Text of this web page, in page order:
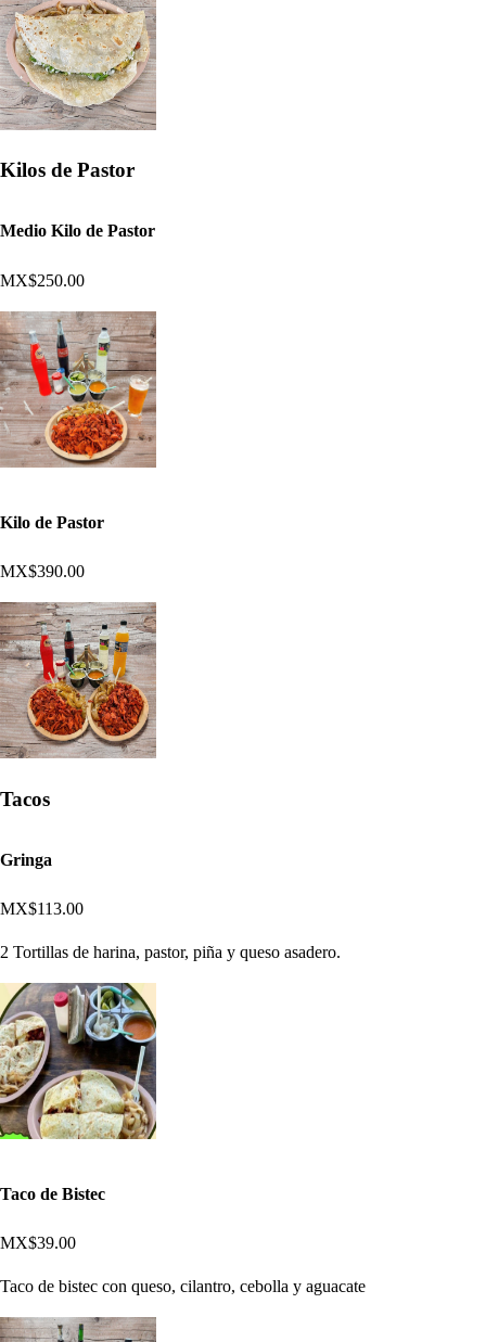
Kilos de Pastor
Medio Kilo de Pastor
MX$250.00
Kilo de Pastor
MX$390.00
Tacos
Gringa
MX$113.00
2 Tortillas de harina, pastor, piña y queso asadero.
Taco de Bistec
MX$39.00
Taco de bistec con queso, cilantro, cebolla y aguacate